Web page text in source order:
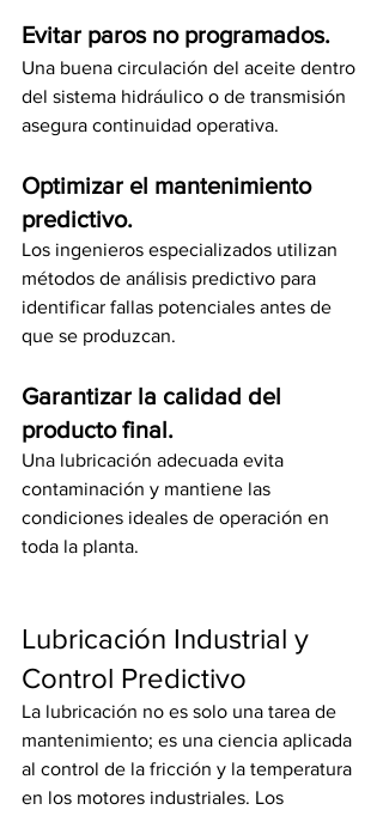
Evitar paros no programados.
Una buena circulación del aceite dentro
del sistema hidráulico o de transmisión
asegura continuidad operativa.
Optimizar el mantenimiento
predictivo.
Los ingenieros especializados utilizan
métodos de análisis predictivo para
identificar fallas potenciales antes de
que se produzcan.
Garantizar la calidad del
producto final.
Una lubricación adecuada evita
contaminación y mantiene las
condiciones ideales de operación en
toda la planta.
Lubricación Industrial y
Control Predictivo
La lubricación no es solo una tarea de
mantenimiento; es una ciencia aplicada
al control de la fricción y la temperatura
en los motores industriales. Los